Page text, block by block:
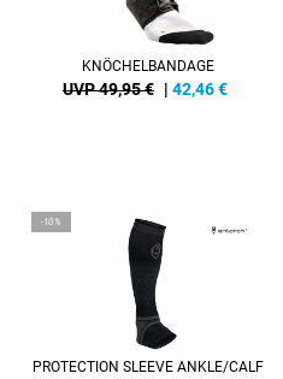
KNÖCHELBANDAGE
UVP 49,95 € | 42,46€
-10%
PROTECTION SLEEVE ANKLE/CALF